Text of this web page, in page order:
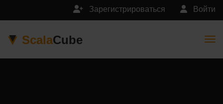
Войти
Зарегистрироваться
ScalaCube